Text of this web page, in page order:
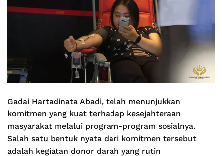
Gadai Hartadinata Abadi, telah menunjukkan
komitmen yang kuat terhadap kesejahteraan
masyarakat melalui program-program sosialnya.
Salah satu bentuk nyata dari komitmen tersebut
adalah kegiatan donor darah yang rutin